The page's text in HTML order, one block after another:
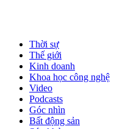
Thời sự
Thế giới
Kinh doanh
Khoa học công nghệ
Video
Podcasts
Góc nhìn
Bất động sản